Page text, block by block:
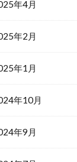
年4月
年2月
年1月
年10月
年9月